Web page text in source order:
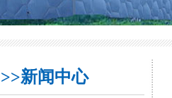
>>新闻中心